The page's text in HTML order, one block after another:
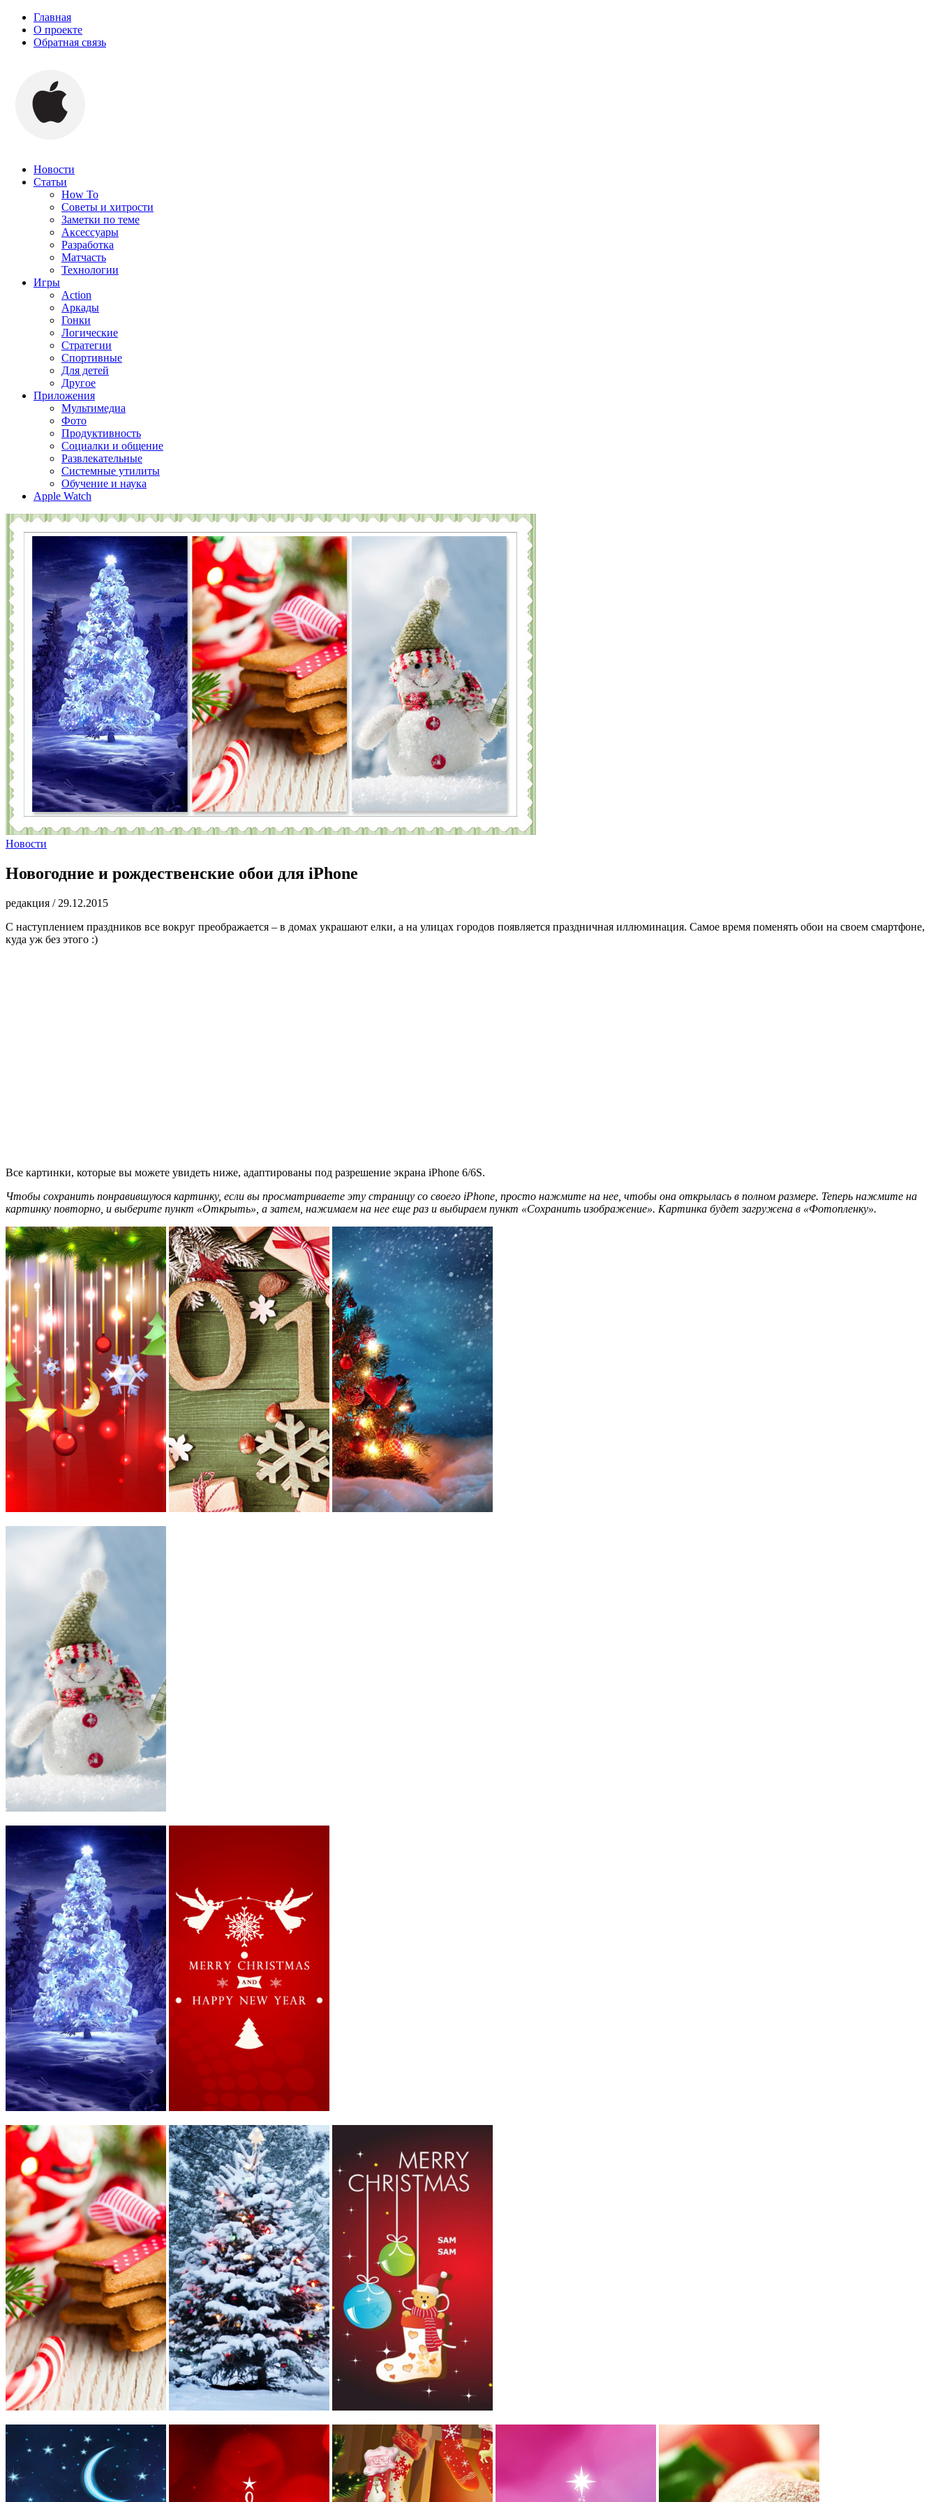
Главная
О проекте
Обратная связь
Новости
Статьи
How To
Советы и хитрости
Заметки по теме
Аксессуары
Разработка
Матчасть
Технологии
Игры
Action
Аркады
Гонки
Логические
Стратегии
Спортивные
Для детей
Другое
Приложения
Мультимедиа
Фото
Продуктивность
Социалки и общение
Развлекательные
Системные утилиты
Обучение и наука
Apple Watch
Новости
Новогодние и рождественские обои для iPhone
редакция / 29.12.2015
С наступлением праздников все вокруг преображается – в домах украшают елки, а на улицах городов появляется праздничная иллюминация. Самое время поменять обои на своем смартфоне,
куда уж без этого :)
Все картинки, которые вы можете увидеть ниже, адаптированы под разрешение экрана iPhone 6/6S.
Чтобы сохранить понравившуюся картинку, если вы просматриваете эту страницу со своего iPhone, просто нажмите на нее, чтобы она открылась в полном размере. Теперь нажмите на
картинку повторно, и выберите пункт «Открыть», а затем, нажимаем на нее еще раз и выбираем пункт «Сохранить изображение». Картинка будет загружена в «Фотопленку».